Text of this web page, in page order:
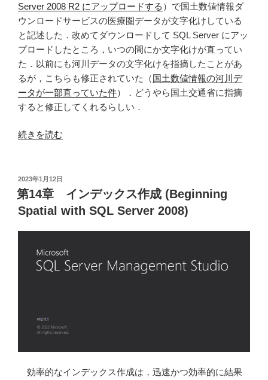
算
を
高
速
化
す
る”
の
Server 2008 R2 にアップロードする ）で国土数値情報ダ
ウンロードサービスの医療圏データが文字化けしている
と記述した．改めてダウンロードして SQL Server にアッ
プロードしたところ，いつの間にか文字化けが直ってい
た．以前にも河川データの文字化けを指摘したことがあ
るが，こちらも修正されていた（国土数値情報の河川デ
ータが一部直っていた件）．どうやら国土交通省に指摘
すると修正してくれるらしい．
“国
値
情
報
令
続きを読む
投
稿
日:
2023年1月12日
第14章 インデックス作成 (Beginning
Spatial with SQL Server 2008)
効率的なインデックス作成は，迅速かつ効率的に結果